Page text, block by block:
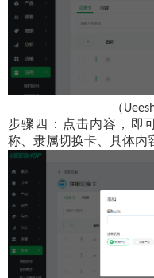
（
步骤四：点击内容，即
称、隶属切换卡、具体内